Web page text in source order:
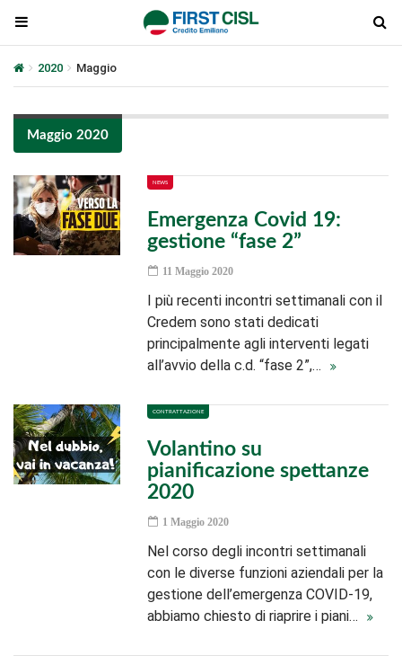
2020 Maggio
Maggio 2020
NEWS
Emergenza Covid 19:
gestione “fase 2”
11 Maggio 2020
I più recenti incontri settimanali con il
Credem sono stati dedicati
principalmente agli interventi legati
all’avvio della c.d. “fase 2”,…
CONTRATTAZIONE
Volantino su
pianificazione spettanze
2020
1 Maggio 2020
Nel corso degli incontri settimanali
con le diverse funzioni aziendali per la
gestione dell’emergenza COVID-19,
abbiamo chiesto di riaprire i piani…